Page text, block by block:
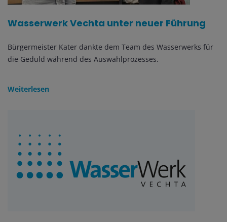
Wasserwerk Vechta unter neuer Führung
Bürgermeister Kater dankte dem Team des Wasserwerks für
die Geduld während des Auswahlprozesses.
Weiterlesen